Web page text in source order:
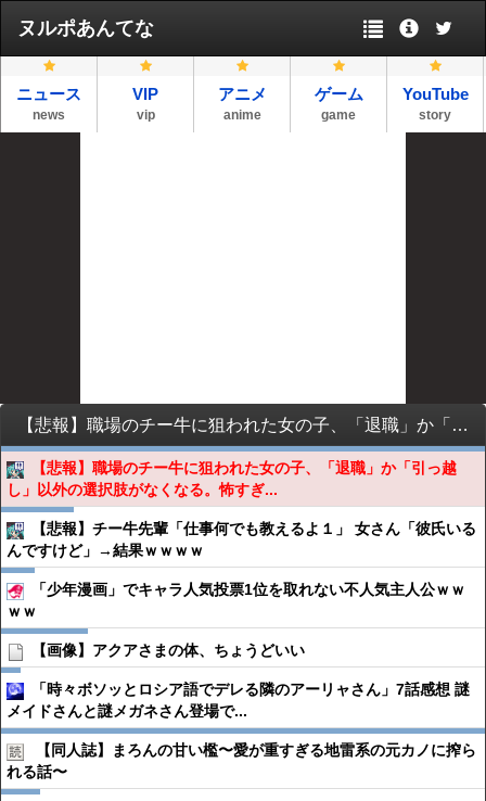
ヌルポあんてな
ニュース
news
VIP
vip
アニメ
anime
ゲーム
game
YouTube
story
【悲報】職場のチー牛に狙われた女の子、「退職」か「引っ越し」以外の選択肢がなくなる。怖すぎて草ｗｗｗｗｗ
【悲報】職場のチー牛に狙われた女の子、「退職」か「引っ越
し」以外の選択肢がなくなる。怖すぎ...
【悲報】チー牛先輩「仕事何でも教えるよ１」 女さん「彼氏いる
んですけど」→結果ｗｗｗｗ
「少年漫画」でキャラ人気投票1位を取れない不人気主人公ｗｗ
ｗｗ
【画像】アクアさまの体、ちょうどいい
「時々ボソッとロシア語でデレる隣のアーリャさん」7話感想 謎
メイドさんと謎メガネさん登場で...
【同人誌】まろんの甘い檻〜愛が重すぎる地雷系の元カノに搾ら
れる話〜